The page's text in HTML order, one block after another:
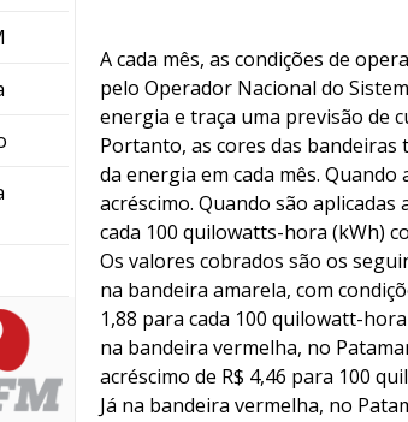
A cada mês, as condições de
pelo Operador Nacional do
energia e traça uma previsão de
Portanto, as cores das
da energia em cada mês.
acréscimo. Quando são
cada 100 quilowatts-hora (kWh)
Os valores cobrados são os
na bandeira amarela, com
1,88 para cada 100 quilowatt-
na bandeira vermelha, no
acréscimo de R$ 4,46 para 100
Já na bandeira vermelha, no